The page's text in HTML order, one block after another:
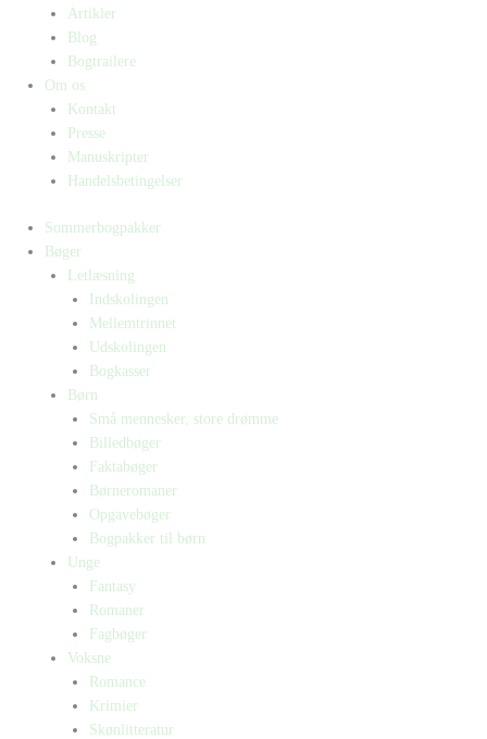
Artikler
Blog
Bogtrailere
Om os
Kontakt
Presse
Manuskripter
Handelsbetingelser
Sommerbogpakker
Bøger
Letlæsning
Indskolingen
Mellemtrinnet
Udskolingen
Bogkasser
Børn
Små mennesker, store drømme
Billedbøger
Faktabøger
Børneromaner
Opgavebøger
Bogpakker til børn
Unge
Fantasy
Romaner
Fagbøger
Voksne
Romance
Krimier
Skønlitteratur